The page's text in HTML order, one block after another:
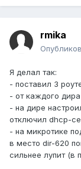
rmika
Я делал так:
- поставил 3
- от каждого
- на дире
отключил dhcp-
- на микротике
в место dir-620
сильнее лупит (в